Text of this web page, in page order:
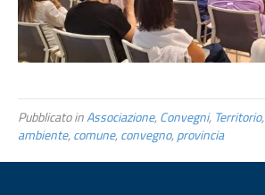
Pubblicato inAssociazione,Convegni, Territorio,
ambiente,comune,convegno,provincia